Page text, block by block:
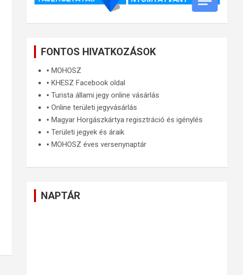
FONTOS HIVATKOZÁSOK
🞄MOHOSZ
🞄KHESZ Facebook oldal
🞄Turista állami jegy online vásárlás
🞄Online területi jegyvásárlás
🞄Magyar Horgászkártya regisztráció és igénylés
🞄Területi jegyek és áraik
🞄MOHOSZ éves versenynaptár
NAPTÁR